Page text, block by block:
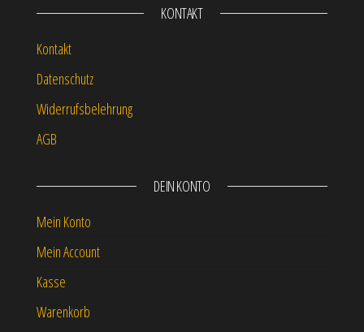
KONTAKT
Kontakt
Datenschutz
Widerrufsbelehrung
AGB
DEIN KONTO
Mein Konto
Mein Account
Kasse
Warenkorb